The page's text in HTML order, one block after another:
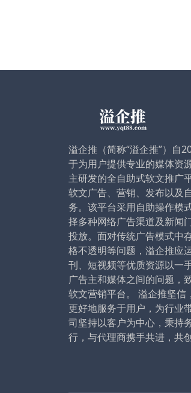
溢企推（简称“溢企推”）自
于为用户提供专业的媒体资
主研发的全自助式软文推广
软文广告、营销、发布以及
务。该平台采用自助操作模
择多种网络广告渠道及新闻
投放。面对传统广告模式中
格不透明等问题，溢企推应
刊、短视频等优质资源以一
广告主和媒体之间的问题，
软文营销平台。 溢企推坚信
更好地服务于用户，为行业
司坚持以客户为中心，秉持
行，与代理商携手共进，共